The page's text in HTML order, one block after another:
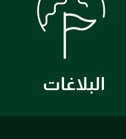
البلاغات